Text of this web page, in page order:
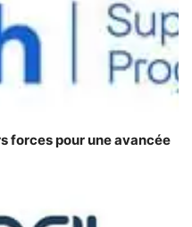
forces pour une avancée